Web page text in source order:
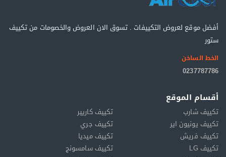
أفضل موقع لعروض التكييفات . تسوق الان العروض والخصومات من تكييف
ستور
الخط الساخن
0237787786
أقسام الموقع
تكييف شارب
تكييف كاريير
تكييف يونيون اير
تكييف جري
تكييف فريش
تكييف ميديا
تكييف LG
تكييف سامسونج